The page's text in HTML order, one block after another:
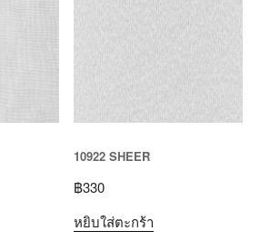
10922 SHEER
฿330
หยิบใส่ตะกร้า